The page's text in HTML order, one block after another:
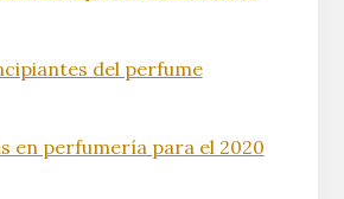
del perfume
en perfumería para el 2020